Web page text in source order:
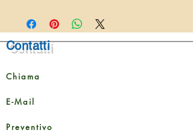
Lunghezza
1200
Larghezza
Altezza
Dimensione della
Contatti
Chiama
E-Mail
Preventivo